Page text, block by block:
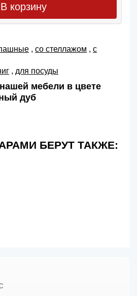
В корзину
, со стеллажом , с
, для посуды
мебели в цвете
дуб
БЕРУТ ТАКЖЕ: